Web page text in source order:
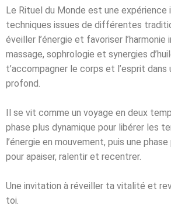
Le Rituel du Monde est une expérience
techniques issues de différentes
éveiller l’énergie et favoriser l’harmonie
massage, sophrologie et synergies
t’accompagner le corps et l’esprit dans
profond.
Il se vit comme un voyage en deux
phase plus dynamique pour libérer les
l’énergie en mouvement, puis une
pour apaiser, ralentir et recentrer.
Une invitation à réveiller ta vitalité et
toi.